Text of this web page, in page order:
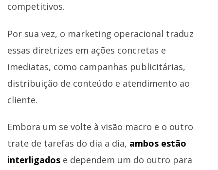
competitivos.
Por sua vez, o marketing operacional traduz
essas diretrizes em ações concretas e
imediatas, como campanhas publicitárias,
distribuição de conteúdo e atendimento ao
cliente.
Embora um se volte à visão macro e o outro
trate de tarefas do dia a dia, ambos estão
interligados e dependem um do outro para